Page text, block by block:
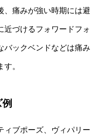
、痛みが強い時期には避
近づけるフォワードフォ
バックベンドなどは痛み
。
ィブポーズ、ヴィパリー